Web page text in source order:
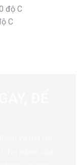
độ C
C